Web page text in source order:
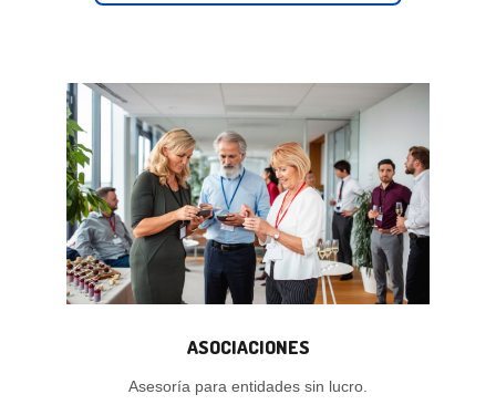
ASOCIACIONES
Asesoría para entidades sin lucro.